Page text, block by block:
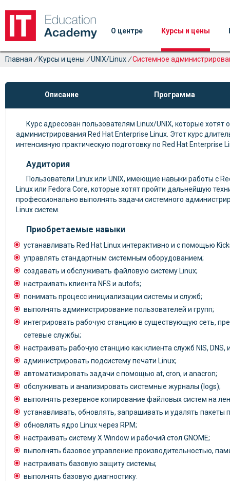
О центре Курсы и цены
Главная / Курсы и цены /UNIX/Linux /Системное
Описание Программа
Курс адресован пользователям Linux/UNIX, которые хотят
администрирования Red Hat Enterprise Linux. Этот курс
интенсивную практическую подготовку по Red Hat Enterprise
Аудитория
Пользователи Linux или UNIX, имеющие навыки работы с
Linux или Fedora Core, которые хотят пройти дальнейшую
профессионально выполнять задачи системного
Linux систем.
Приобретаемые навыки
устанавливать Red Hat Linux интерактивно и с помощью
управлять стандартным системным оборудованием;
создавать и обслуживать файловую систему Linux;
настраивать клиента NFS и autofs;
понимать процесс инициализации системы и служб;
выполнять администрирование пользователей и групп;
интегрировать рабочую станцию в существующую сеть,
сетевые службы;
настраивать рабочую станцию как клиента служб NIS, DNS,
администрировать подсистему печати Linux;
автоматизировать задачи с помощью at, cron, и anacron;
обслуживать и анализировать системные журналы (logs);
выполнять резервное копирование файловых систем на
устанавливать, обновлять, запрашивать и удалять
обновлять ядро Linux через RPM;
настраивать систему X Window и рабочий стол GNOME;
выполнять базовое управление производительностью,
настраивать базовую защиту системы;
выполнять базовую диагностику.